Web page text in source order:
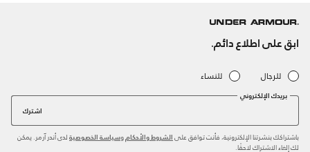
ابق على اطلاع دائم.
للرجال للنساء
بريدك الإلكتروني
اشترك
باشتراكك بنشرتنا الإلكترونية، فأنت توافق على الشروط والأحكام وسياسة الخصوصية لدى أندر آرمر. يمكن
لك إلغاء الاشتراك لاحقًا.